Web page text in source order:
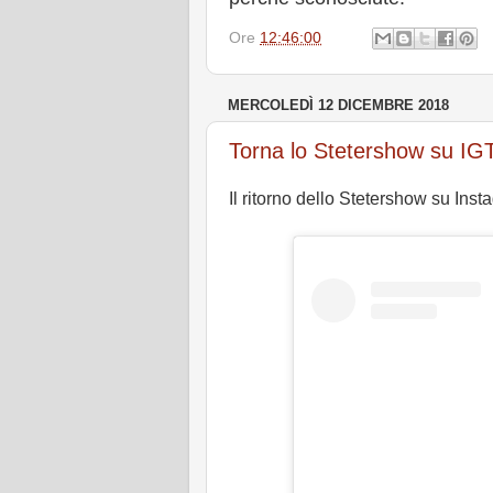
Ore 12:46:00
MERCOLEDÌ 12 DICEMBRE 2018
Torna lo Stetershow su
Il ritorno dello Stetershow su